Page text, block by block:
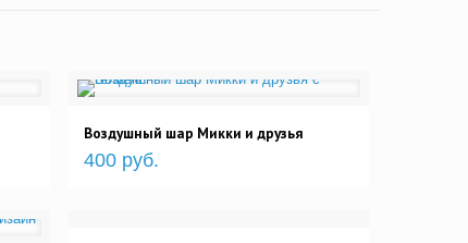
Воздушный шар Микки и друзья
400 руб.